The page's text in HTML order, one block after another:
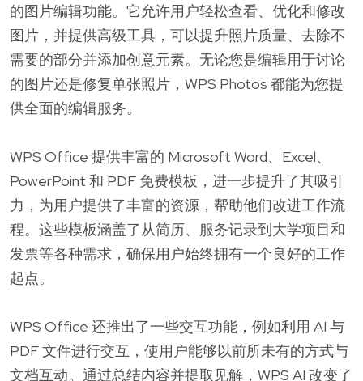
的图片编辑功能。它允许用户轻松查看、优化和修改
图片，并提供高级工具，可以提升照片质量、去除不
需要的部分并添加创意元素。无论您是编辑用于讨论
的图片还是修复单张照片，WPS Photos 都能为您提
供全面的编辑服务。
WPS Office 提供丰富的 Microsoft Word、Excel、
PowerPoint 和 PDF 免费模板，进一步提升了其吸引
力，为用户提供了丰富的资源，帮助他们改进工作流
程。这些模板涵盖了从简历、服务记录到大学项目和
发票等各种需求，确保用户始终拥有一个良好的工作
起点。
WPS Office 还推出了一些交互功能，例如利用 AI 与
PDF 文件进行交互，使用户能够以前所未有的方式与
文档互动。通过总结内容并提取见解，WPS AI 改变了